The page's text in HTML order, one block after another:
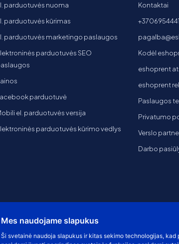
Mes naudojame slapukus
Ši svetainė naudoja slapukus ir kitas sekimo technologijas,
parduotuvės nuoma
parduotuvės kūrimas
parduotuvės marketingo paslaugos
parduotuvės SEO
parduotuvė
el. parduotuvės versija
parduotuvės kūrimo vedlys
Kontaktai
Kodėl
eshoprent
eshoprent
Paslaugos
Privatumo
Verslo
Darbo